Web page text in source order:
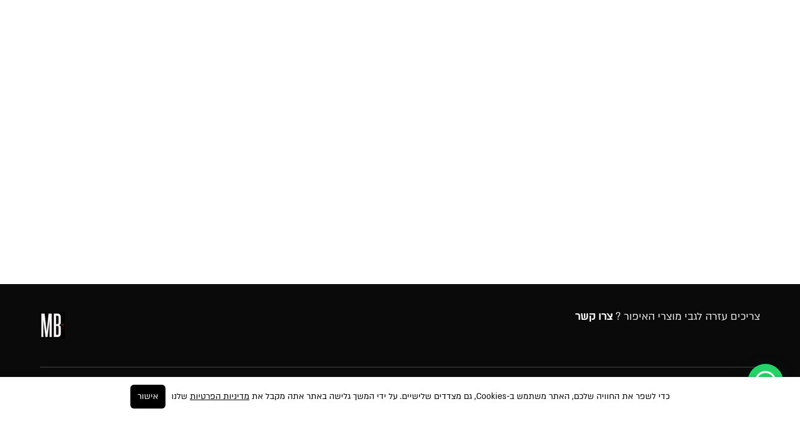
צריכים עזרה לגבי מוצרי האיפור ?צרו קשר
הרשמה לניוזלטר מוצרי איפור תקנון האתר
עקבו אחרינו כדי לשפר את החוויה שלכם, האתר משתמש ב-Cookies, גם מצדדים שלישיים. על ידי המשך גלישה באתר אתה מקבל את מדיניות הפרטיות שלנו אישור